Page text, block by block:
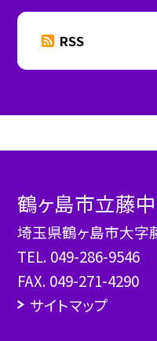
RSS
鶴ヶ島市立藤
埼玉県鶴ヶ島市大字
TEL. 049-286-9546
FAX. 049-271-4290
サイトマップ